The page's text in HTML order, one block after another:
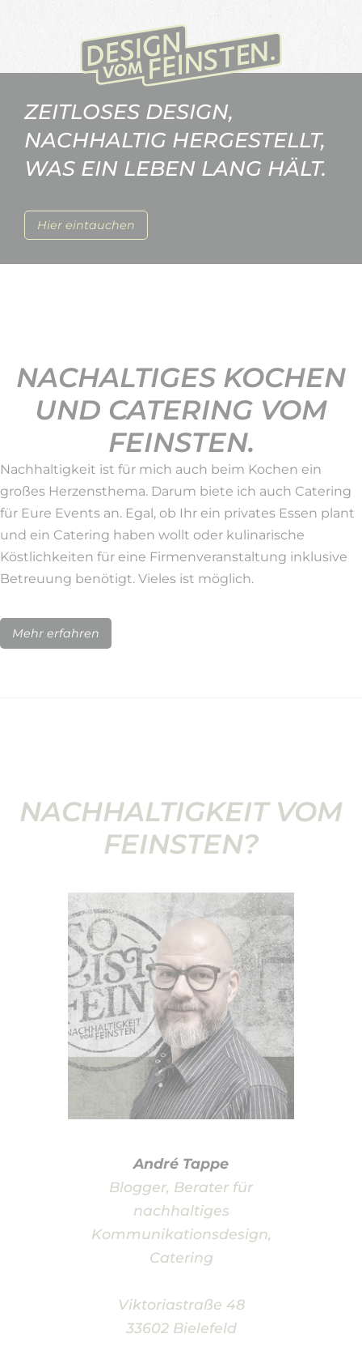
Hier eintauchen
ZEITLOSES DESIGN,
NACHHALTIG HERGESTELLT,
WAS EIN LEBEN LANG HÄLT.
NACHALTIGES KOCHEN
UND CATERING VOM
FEINSTEN.
Nachhaltigkeit ist für mich auch beim Kochen ein
großes Herzensthema. Darum biete ich auch Catering
für Eure Events an. Egal, ob Ihr ein privates Essen plant
und ein Catering haben wollt oder kulinarische
Köstlichkeiten für eine Firmenveranstaltung inklusive
Betreuung benötigt. Vieles ist möglich.
Mehr erfahren
NACHHALTIGKEIT VOM
FEINSTEN?
André Tappe
Blogger, Berater für
nachhaltiges
Kommunikationsdesign,
Catering
Viktoriastraße 48
33602 Bielefeld